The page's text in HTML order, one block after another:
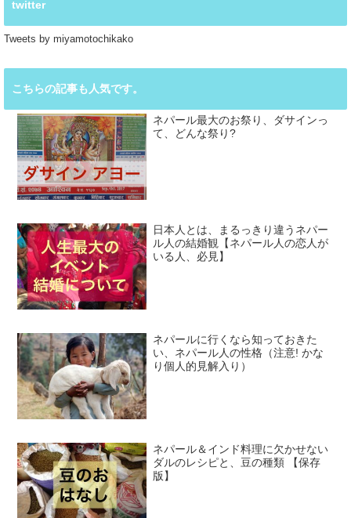
twitter
Tweets by miyamotochikako
こちらの記事も人気です。
ネパール最大のお祭り、ダサインっ
て、どんな祭り?
日本人とは、まるっきり違うネパー
ル人の結婚観【ネパール人の恋人が
いる人、必見】
ネパールに行くなら知っておきた
い、ネパール人の性格（注意! かな
り個人的見解入り）
ネパール＆インド料理に欠かせない
ダルのレシピと、豆の種類 【保存
版】